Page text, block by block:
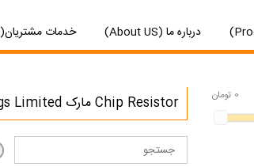
درباره ما (About US) خدمات مشتریان(SERVICES )
0 تومان Chip Resistor مارک ASJ Holdings Limited